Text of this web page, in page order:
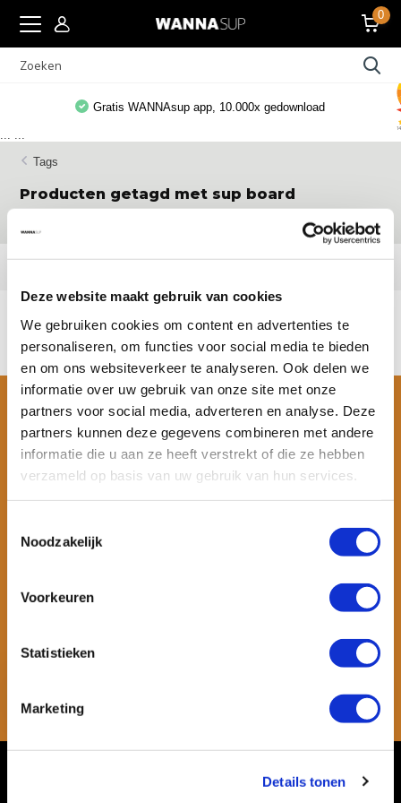
Deze website maakt gebruik van cookies
We gebruiken cookies om content en advertenties te
personaliseren, om functies voor social media te bieden
en om ons websiteverkeer te analyseren. Ook delen we
informatie over uw gebruik van onze site met onze
partners voor social media, adverteren en analyse. Deze
partners kunnen deze gegevens combineren met andere
informatie die u aan ze heeft verstrekt of die ze hebben
verzameld op basis van uw gebruik van hun services.
Noodzakelijk
Voorkeuren
Statistieken
Marketing
Details tonen
0
Gratis WANNAsup app, 10.000x gedownload
Tags
Producten getagd met sup board
nieuwsbrief met allerlei suptips en persoonlijk advies. Schrijf je dan
* Lees hier de wettelijke beperkingen
... ...